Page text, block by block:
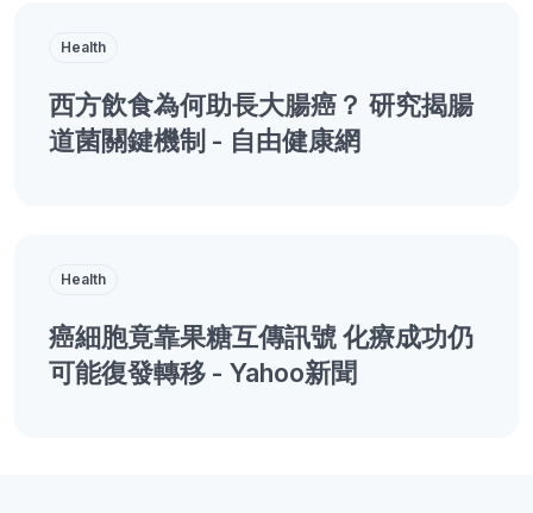
Health
西方飲食為何助長大腸癌？ 研究揭腸
道菌關鍵機制 - 自由健康網
Health
癌細胞竟靠果糖互傳訊號 化療成功仍
可能復發轉移 - Yahoo新聞